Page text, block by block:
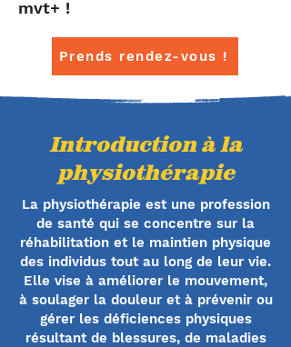
mvt+ !
Prends rendez-vous !
Introduction à la
physiothérapie
La physiothérapie est une profession
de santé qui se concentre sur la
réhabilitation et le maintien physique
des individus tout au long de leur vie.
Elle vise à améliorer le mouvement,
à soulager la douleur et à prévenir ou
gérer les déficiences physiques
résultant de blessures, de maladies